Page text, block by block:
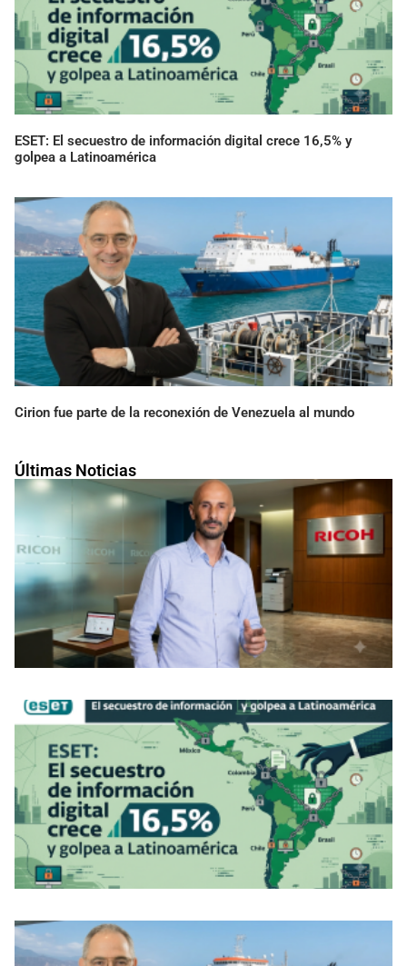
Últimas Noticias
ESET: El secuestro de información digital crece 16,5% y
golpea a Latinoamérica
Cirion fue parte de la reconexión de Venezuela al mundo